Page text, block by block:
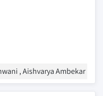
, Aishvarya Ambekar